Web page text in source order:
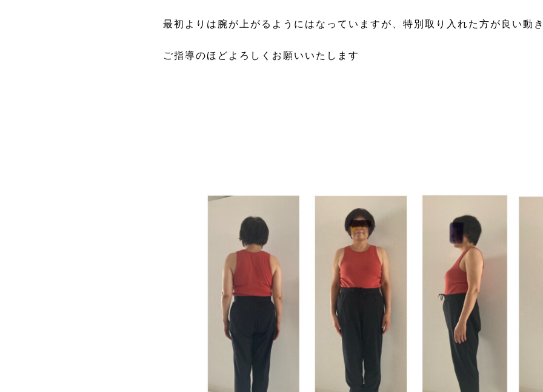
最初よりは腕が上がるようにはなっていますが、特別取り入れた方が良い動
ご指導のほどよろしくお願いいたします